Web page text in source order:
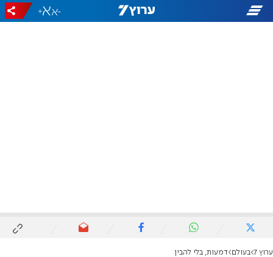
-
+
ערוץ 7 בעולם דמעות, בלי להבין